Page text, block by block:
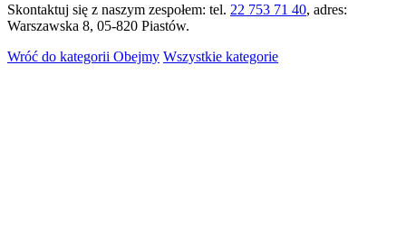
Skontaktuj się z naszym zespołem: tel. 22 753 71 40, adres:
Warszawska 8, 05-820 Piastów.
Wróć do kategorii Obejmy Wszystkie kategorie